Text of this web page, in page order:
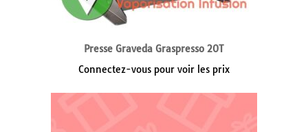
Presse Graveda Graspresso 20T
Connectez-vous pour voir les prix